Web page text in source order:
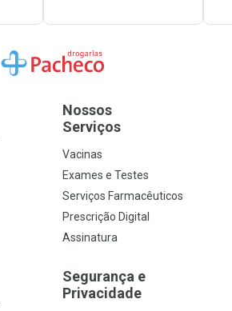
Ir para a Home
Nossos
Serviços
Vacinas
Exames e Testes
Serviços Farmacêuticos
Prescrição Digital
Assinatura
Segurança e
Privacidade